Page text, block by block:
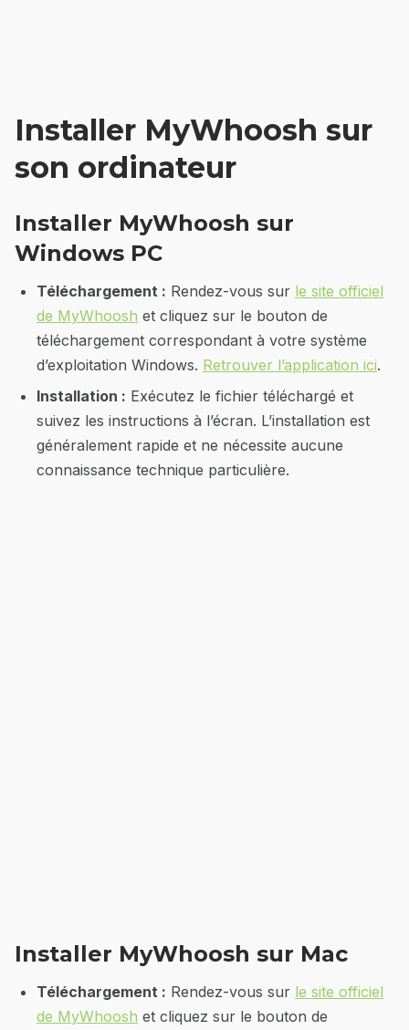
Installer MyWhoosh sur
son ordinateur
Installer MyWhoosh sur
Windows PC
Téléchargement : Rendez-vous sur le site officiel
de MyWhoosh et cliquez sur le bouton de
téléchargement correspondant à votre système
d’exploitation Windows. Retrouver l’application ici.
Installation : Exécutez le fichier téléchargé et
suivez les instructions à l’écran. L’installation est
généralement rapide et ne nécessite aucune
connaissance technique particulière.
Installer MyWhoosh sur Mac
Téléchargement : Rendez-vous sur le site officiel
de MyWhoosh et cliquez sur le bouton de